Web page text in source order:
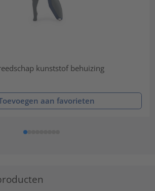
kunststof behuizing
aan favorieten